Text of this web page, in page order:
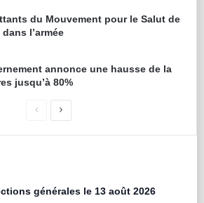
du Mouvement pour le Salut de
l’armée
annonce une hausse de la
jusqu’à 80%
générales le 13 août 2026